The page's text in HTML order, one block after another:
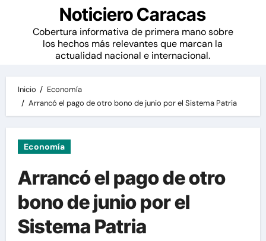
Noticiero Caracas
Cobertura informativa de primera mano sobre
los hechos más relevantes que marcan la
actualidad nacional e internacional.
Inicio
Economía
Arrancó el pago de otro bono de junio por el Sistema Patria
Economía
Arrancó el pago de otro
bono de junio por el
Sistema Patria